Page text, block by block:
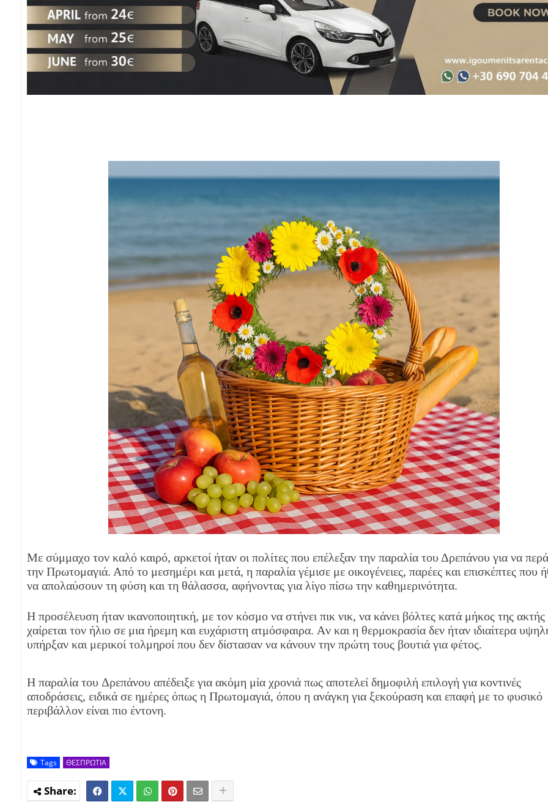
Με σύμμαχο τον καλό καιρό, αρκετοί ήταν οι πολίτες που επέλεξαν την παραλία του Δρεπάνου για να
την Πρωτομαγιά. Από το μεσημέρι και μετά, η παραλία γέμισε με οικογένειες, παρέες και επισκέπτες που
να απολαύσουν τη φύση και τη θάλασσα, αφήνοντας για λίγο πίσω την καθημερινότητα.
Η προσέλευση ήταν ικανοποιητική, με τον κόσμο να στήνει πικ νικ, να κάνει βόλτες κατά μήκος της ακτής
χαίρεται τον ήλιο σε μια ήρεμη και ευχάριστη ατμόσφαιρα. Αν και η θερμοκρασία δεν ήταν ιδιαίτερα
υπήρξαν και μερικοί τολμηροί που δεν δίστασαν να κάνουν την πρώτη τους βουτιά για φέτος.
Η παραλία του Δρεπάνου απέδειξε για ακόμη μία χρονιά πως αποτελεί δημοφιλή επιλογή για κοντινές
αποδράσεις, ειδικά σε ημέρες όπως η Πρωτομαγιά, όπου η ανάγκη για ξεκούραση και επαφή με το φυσικό
περιβάλλον είναι πιο έντονη.
Tags ΘΕΣΠΡΩΤΙΑ